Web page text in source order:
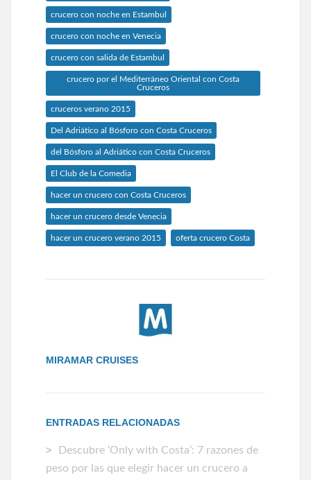
crucero con noche en Estambul
crucero con noche en Venecia
crucero con salida de Estambul
crucero por el Mediterráneo Oriental con Costa
Cruceros
cruceros verano 2015
Del Adriático al Bósforo con Costa Cruceros
del Bósforo al Adriático con Costa Cruceros
El Club de la Comedia
hacer un crucero con Costa Cruceros
hacer un crucero desde Venecia
hacer un crucero verano 2015 oferta crucero Costa
MIRAMAR CRUISES
ENTRADAS RELACIONADAS
Descubre ‘Only with Costa’: 7 razones de
peso por las que elegir hacer un crucero a